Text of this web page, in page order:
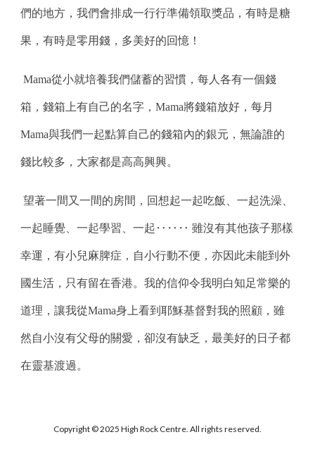
們的地方，我們會排成一行行準備領取獎品，有時是糖
果，有時是零用錢，多美好的回憶！
Mama從小就培養我們儲蓄的習慣，每人各有一個錢
箱，錢箱上有自己的名字，Mama將錢箱放好，每月
Mama與我們一起點算自己的錢箱內的銀元，無論誰的
錢比較多，大家都是高高興興。
望著一間又一間的房間，回想起一起吃飯、一起洗澡、
一起睡覺、一起學習、一起‥‥‥ 雖沒有其他孩子那樣
幸運，有小兒麻脾症，自小行動不便，亦因此未能到外
國生活，只有留在香港。我的信仰令我明白知足常樂的
道理，讓我從Mama身上看到耶穌基督對我的照顧，雖
然自小沒有父母的關愛，卻沒有缺乏，最美好的日子都
在靈基渡過。
Copyright © 2025 High Rock Centre. All rights reserved.